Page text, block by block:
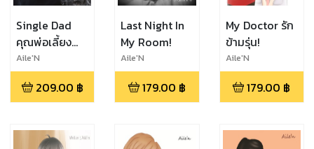
Single Dad
คุณพ่อเลี้ยง
เดี่ยว
Aile'N
209.00 ฿
Last Night In
My Room!
Aile'N
179.00 ฿
My Doctor รัก
ข้ามรุ่น!
Aile'N
179.00 ฿